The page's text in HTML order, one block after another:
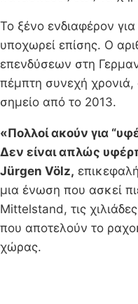
Το ξένο ενδιαφέρον
υποχωρεί επίσης. Ο
επενδύσεων στη
πέμπτη συνεχή χρονιά,
σημείο από το 2013.
«Πολλοί ακούν για
Δεν είναι απλώς
Jürgen Völz,
μια ένωση που ασκεί
Mittelstand, τις
που αποτελούν το
χώρας.